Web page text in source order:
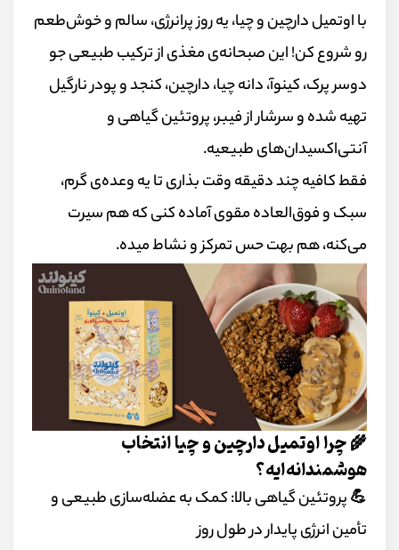
با اوتمیل دارچین و چیا، یه روز پرانرژی، سالم و خوش‌طعم
رو شروع کن! این صبحانه‌ی مغذی از ترکیب طبیعی جو
دوسر پرک، کینوآ، دانه چیا، دارچین، کنجد و پودر نارگیل
تهیه شده و سرشار از فیبر، پروتئین گیاهی و
آنتی‌اکسیدان‌های طبیعیه.
فقط کافیه چند دقیقه وقت بذاری تا یه وعده‌ی گرم،
سبک و فوق‌العاده مقوی آماده کنی که هم سیرت
می‌کنه، هم بهت حس تمرکز و نشاط میده.
🌾 چرا اوتمیل دارچین و چیا انتخاب
هوشمندانه‌ایه؟
💪 پروتئین گیاهی بالا: کمک به عضله‌سازی طبیعی و
تأمین انرژی پایدار در طول روز